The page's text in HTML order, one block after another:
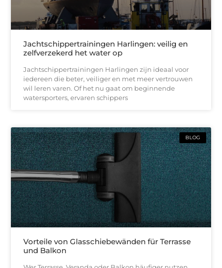
Jachtschippertrainingen Harlingen: veilig en
zelfverzekerd het water op
Jachtschippertrainingen Harlingen zijn ideaal voor
iedereen die beter, veiliger en met meer vertrouwen
wil leren varen. Of het nu gaat om beginnende
watersporters, ervaren schippers
BLOG
Vorteile von Glasschiebewänden für Terrasse
und Balkon